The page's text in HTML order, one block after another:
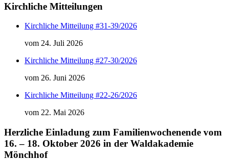
Kirchliche Mitteilungen
Kirchliche Mitteilung #31-39/2026
vom 24. Juli 2026
Kirchliche Mitteilung #27-30/2026
vom 26. Juni 2026
Kirchliche Mitteilung #22-26/2026
vom 22. Mai 2026
Herzliche Einladung zum Familienwochenende vom
16. – 18. Oktober 2026 in der Waldakademie
Mönchhof